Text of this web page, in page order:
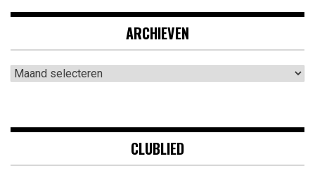
ARCHIEVEN
Archieven
CLUBLIED